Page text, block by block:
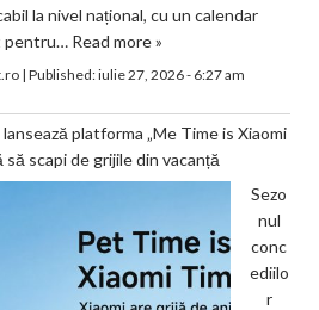
la nivel național, cu un calendar
pentru… Read more »
| Published:iulie 27, 2026 - 6:27 am
platforma „Me Time is Xiaomi
să scapi de grijile din vacanță
Sezo
nul
conc
ediilo
r